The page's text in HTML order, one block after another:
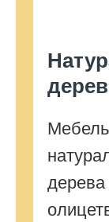
дерева